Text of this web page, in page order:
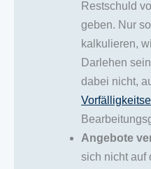
Restschuld
geben. Nur
kalkulieren,
Darlehen
dabei nicht,
Angebote
sich nicht auf